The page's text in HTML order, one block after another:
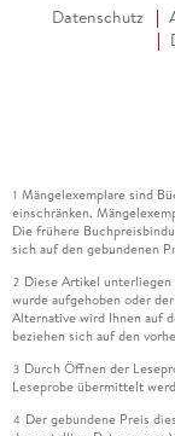
Datenschutz
1 Mängelexemplare sind
einschränken.
Die frühere
sich auf den gebundenen
2 Diese Artikel
wurde aufgehoben oder
Alternative wird Ihnen auf
beziehen sich auf den
3 Durch Öffnen der
Leseprobe übermittelt
4 Der gebundene Preis